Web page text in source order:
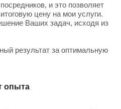
и это позволяет
цену на мои услуги.
Ваших задач, исходя из
результат за оптимальную
опыта